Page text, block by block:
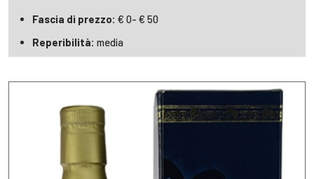
Fascia di prezzo: € 0- € 50
Reperibilità: media